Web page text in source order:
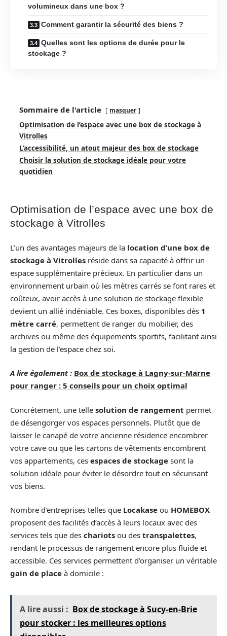
volumineux dans une box ?
Comment garantir la sécurité des biens ?
Quelles sont les options de durée pour le
stockage ?
Sommaire de l'article masquer
Optimisation de l’espace avec une box de stockage à
Vitrolles
L’accessibilité, un atout majeur des box de stockage
Choisir la solution de stockage idéale pour votre
quotidien
Optimisation de l’espace avec une box de
stockage à Vitrolles
L’un des avantages majeurs de la location d’une box de
stockage à Vitrolles réside dans sa capacité à offrir un
espace supplémentaire précieux. En particulier dans un
environnement urbain où les mètres carrés se font rares et
coûteux, avoir accès à une solution de stockage flexible
devient un allié indéniable. Ces boxes, disponibles dès 1
mètre carré, permettent de ranger du mobilier, des
archives ou même des équipements sportifs, facilitant ainsi
la gestion de l’espace chez soi.
A lire également : Box de stockage à Lagny-sur-Marne
pour ranger : 5 conseils pour un choix optimal
Concrètement, une telle solution de rangement permet
de désengorger vos espaces personnels. Plutôt que de
laisser le canapé de votre ancienne résidence encombrer
votre cave ou que les cartons de vêtements encombrent
vos appartements, ces espaces de stockage sont la
solution idéale pour éviter le désordre tout en sécurisant
vos biens.
Nombre d’entreprises telles que Locakase ou HOMEBOX
proposent des facilités d’accès à leurs locaux avec des
services tels que des chariots ou des transpalettes,
rendant le processus de rangement encore plus fluide et
accessible. Ces services permettent d’organiser un véritable
gain de place à domicile :
A lire aussi : Box de stockage à Sucy-en-Brie
pour stocker : les meilleures options